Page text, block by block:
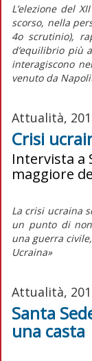
L’elezione del
scorso, nella
4o scrutinio),
d’equilibrio più
interagiscono
venuto da
Attualità,
Crisi
Intervista a
maggiore
La crisi ucraina
un punto di
una guerra
Ucraina»
Attualità,
Santa
una casta